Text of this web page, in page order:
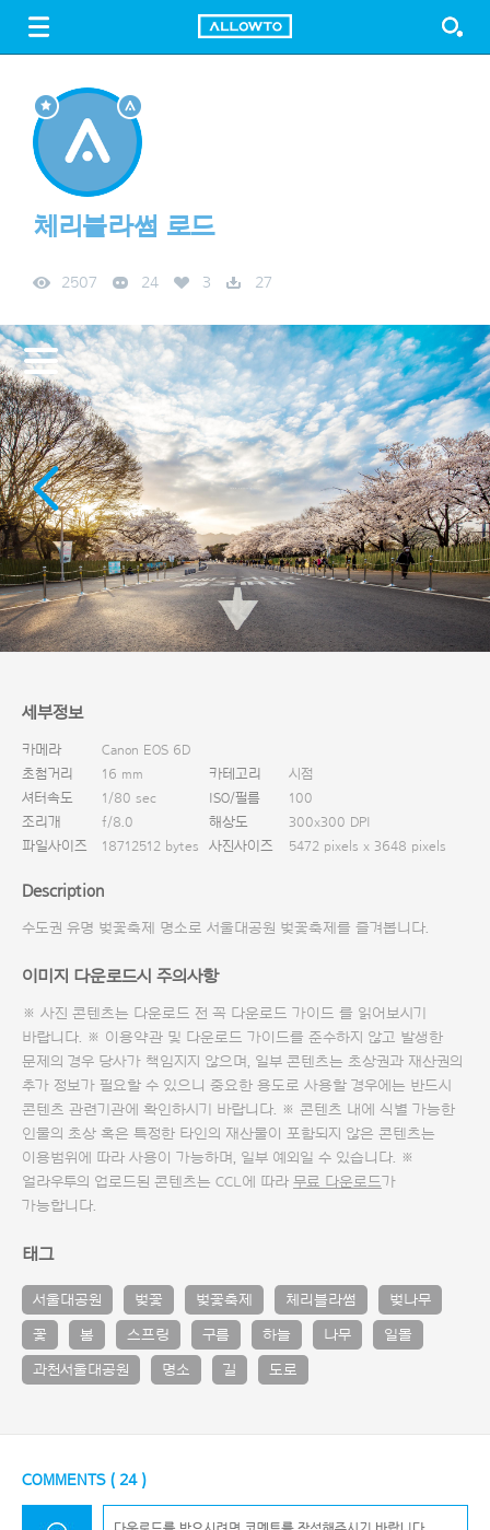
FREE DOWNLOAD
체리블라썸 로드
2507 24 3 27
세부정보
카메라
Canon EOS 6D
초첨거리
16 mm 카테고리
시점
셔터속도
1/80 sec ISO/필름
100
조리개
f/8.0 해상도
300x300 DPI
파일사이즈
18712512 bytes 사진사이즈 5472 pixels x 3648 pixels
Description
수도권 유명 벚꽃축제 명소로 서울대공원 벚꽃축제를 즐겨봅니다.
이미지 다운로드시 주의사항
※ 사진 콘텐츠는 다운로드 전 꼭 다운로드 가이드 를 읽어보시기
바랍니다. ※ 이용약관 및 다운로드 가이드를 준수하지 않고 발생한
문제의 경우 당사가 책임지지 않으며, 일부 콘텐츠는 초상권과 재산권의
추가 정보가 필요할 수 있으니 중요한 용도로 사용할 경우에는 반드시
콘텐츠 관련기관에 확인하시기 바랍니다. ※ 콘텐츠 내에 식별 가능한
인물의 초상 혹은 특정한 타인의 재산물이 포함되지 않은 콘텐츠는
이용범위에 따라 사용이 가능하며, 일부 예외일 수 있습니다. ※
얼라우투의 업로드된 콘텐츠는 CCL에 따라 무료 다운로드가
가능합니다.
태그
서울대공원 벚꽃 벚꽃축제 체리블라썸 벚나무
꽃 봄 스프링 구름 하늘 나무 일몰
과천서울대공원 명소 길 도로
COMMENTS ( 24)